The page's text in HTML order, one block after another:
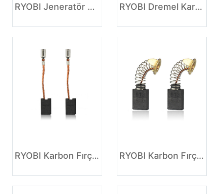
RYOBI Jeneratör Karbon kaliteleri RYOBI Dremel Karbon kalite tablosu
RYOBI Karbon Fırça Jeneratörü RYOBI Karbon Fırçalar